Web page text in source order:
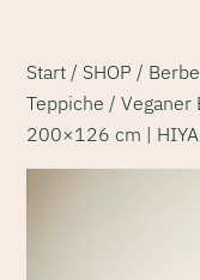
Start / SHOP /
Teppiche / Veganer
200×126 cm | HIYA